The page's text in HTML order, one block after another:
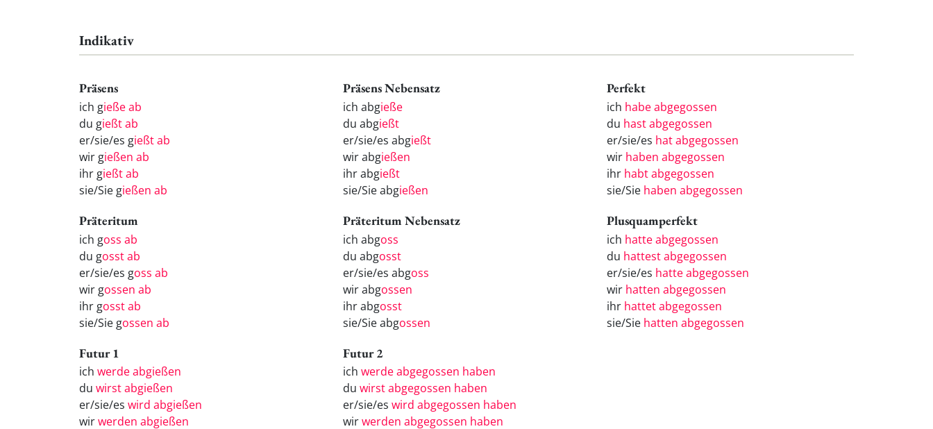
Indikativ
Präsens
ich gieße ab
du gießt ab
er/sie/es gießt ab
wir gießen ab
ihr gießt ab
sie/Sie gießen ab
Präsens Nebensatz
ich abgieße
du abgießt
er/sie/es abgießt
wir abgießen
ihr abgießt
sie/Sie abgießen
Perfekt
ich habe abgegossen
du hast abgegossen
er/sie/es hat abgegossen
wir haben abgegossen
ihr habt abgegossen
sie/Sie haben abgegossen
Präteritum
ich goss ab
du gosst ab
er/sie/es goss ab
wir gossen ab
ihr gosst ab
sie/Sie gossen ab
Präteritum Nebensatz
ich abgoss
du abgosst
er/sie/es abgoss
wir abgossen
ihr abgosst
sie/Sie abgossen
Plusquamperfekt
ich hatte abgegossen
du hattest abgegossen
er/sie/es hatte abgegossen
wir hatten abgegossen
ihr hattet abgegossen
sie/Sie hatten abgegossen
Futur 1
ich werde abgießen
du wirst abgießen
er/sie/es wird abgießen
wirwerden abgießen
Futur 2
ich werde abgegossen haben
du wirst abgegossen haben
er/sie/es wird abgegossen haben
wirwerden abgegossen haben